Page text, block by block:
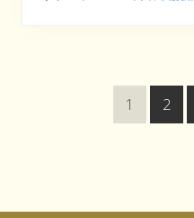
す
次
の
1
次
の
2